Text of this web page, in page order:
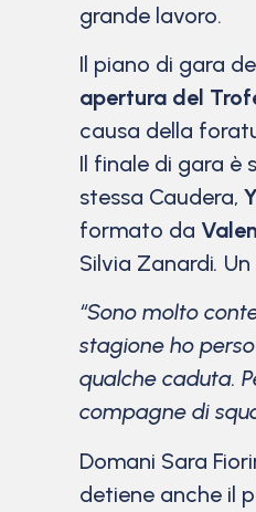
grande lavoro.
Il piano di gara
apertura del
causa della
Il finale di gara è
stessa Caudera,
formato da
Silvia Zanardi.
“Sono molto
stagione ho
qualche caduta.
compagne di
Domani Sara
detiene anche il